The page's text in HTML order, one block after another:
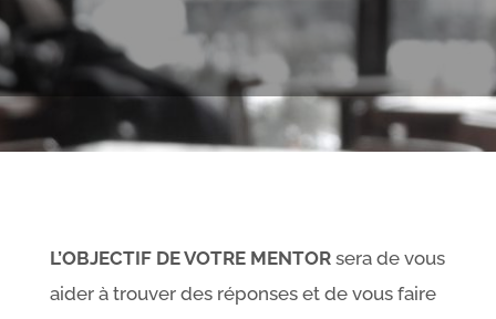
L’OBJECTIF DE VOTRE MENTORsera de vous
aider à trouver des réponses et de vous faire